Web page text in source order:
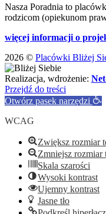
Nasza Poradnia to
rodzicom (opiekunom
więcej informacji o
2026 © Placówki Bliżej
Realizacja, wdrożenie:
Przejdź do treści
Otwórz pasek narzędzi
WCAG
Zwiększ rozmiar
Zmniejsz rozmiar
Skala szarości
Wysoki kontrast
Ujemny kontrast
Jasne tło